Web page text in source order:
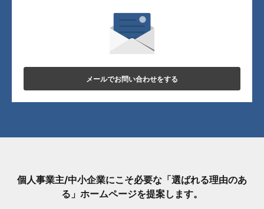
メールでお問い合わせをする
個人事業主/中小企業にこそ必要な「選ばれる理由のあ
る」ホームページを提案します。